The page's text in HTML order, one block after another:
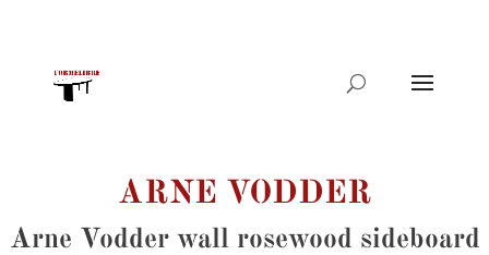
ARNE VODDER
Arne Vodder wall rosewood sideboard